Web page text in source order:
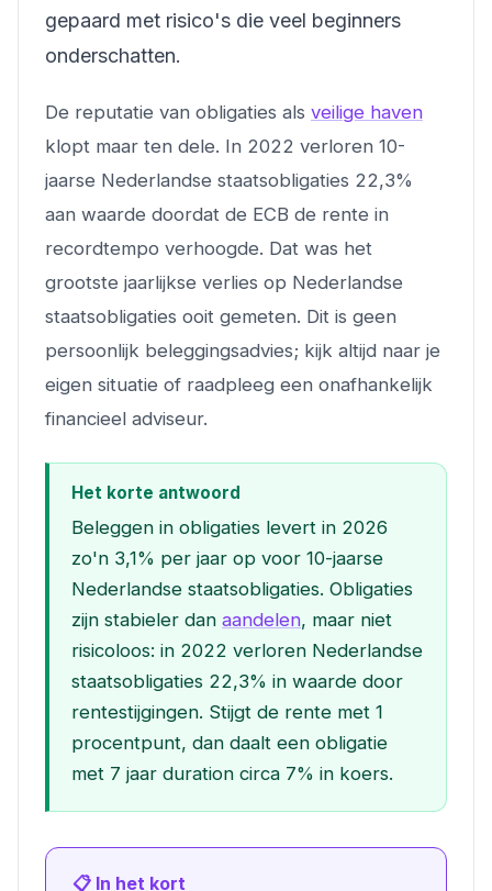
gepaard met risico's die veel beginners
onderschatten.
De reputatie van obligaties als veilige haven
klopt maar ten dele. In 2022 verloren 10-
jaarse Nederlandse staatsobligaties 22,3%
aan waarde doordat de ECB de rente in
recordtempo verhoogde. Dat was het
grootste jaarlijkse verlies op Nederlandse
staatsobligaties ooit gemeten. Dit is geen
persoonlijk beleggingsadvies; kijk altijd naar je
eigen situatie of raadpleeg een onafhankelijk
financieel adviseur.
Het korte antwoord
Beleggen in obligaties levert in 2026
zo'n 3,1% per jaar op voor 10-jaarse
Nederlandse staatsobligaties. Obligaties
zijn stabieler dan aandelen, maar niet
risicoloos: in 2022 verloren Nederlandse
staatsobligaties 22,3% in waarde door
rentestijgingen. Stijgt de rente met 1
procentpunt, dan daalt een obligatie
met 7 jaar duration circa 7% in koers.
📋 In het kort